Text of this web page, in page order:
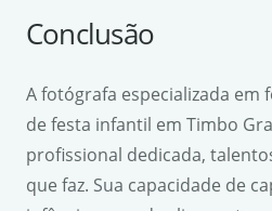
Conclusão
A fotógrafa especializada em
de festa infantil em Timbo
profissional dedicada,
que faz. Sua capacidade de